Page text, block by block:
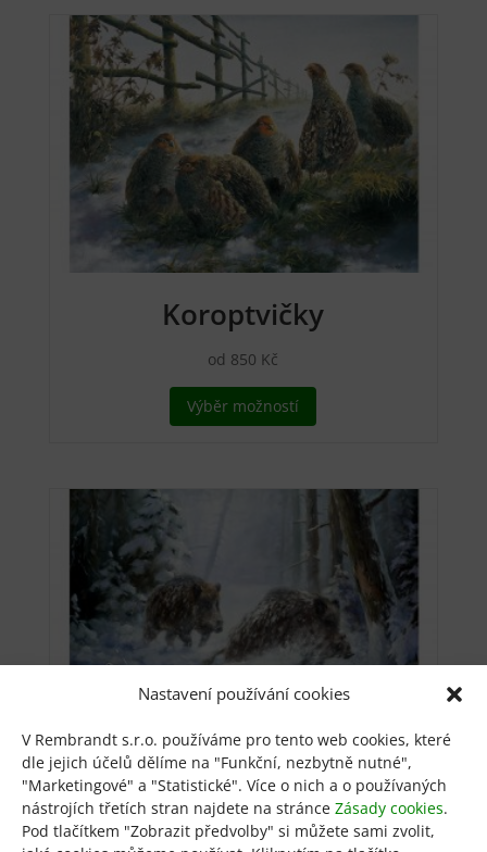
Nastavení používání cookies
V Rembrandt s.r.o. používáme pro tento web cookies, které
dle jejich účelů dělíme na "Funkční, nezbytně nutné",
"Marketingové" a "Statistické". Více o nich a o používaných
nástrojích třetích stran najdete na stránce Zásady cookies.
Pod tlačítkem "Zobrazit předvolby" si můžete sami zvolit,
lze
vybrat
na
stránce
produktu
Koroptvičky
od 850 Kč
Výběr možností
Možnosti
lze
vybrat
stránce
produktu
Divočáci v běhu
od850Kč